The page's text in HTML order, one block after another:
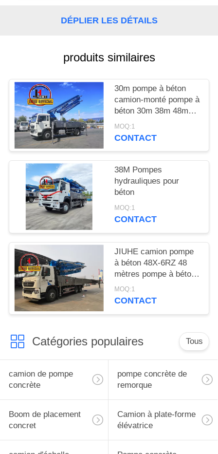
DEMANDEZ
CITATION
PLAN
DU
SITE
POLITIQUE
EN
MATIÈRE
PROTECTION
LA
VIE
PRIVÉE
DÉPLIER LES DÉTAILS
produits similaires
30m pompe à béton
camion-monté pompe à
béton 30m 38m 48m
52m 56m 58m 62m
70m
MOQ:1
CONTACT
38M Pompes
hydrauliques pour
béton
MOQ:1
CONTACT
JIUHE camion pompe
à béton 48X-6RZ 48
mètres pompe à béton
camion pompe à
ciment machine
MOQ:1
CONTACT
Catégories populaires Tous
camion de pompe
concrète
pompe concrète de
remorque
Boom de placement
concret
Camion à plate-forme
élévatrice